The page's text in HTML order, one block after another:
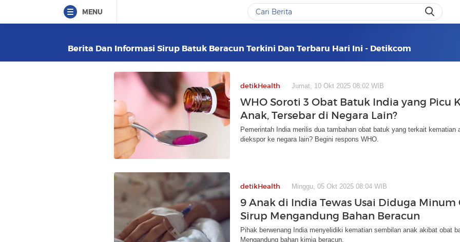
MENU
Berita Dan Informasi Sirup Batuk Beracun Terkini Dan Terbaru Hari Ini - Detikcom
detikHealth Jumat, 10 Okt 2025 08:02 WIB
WHO Soroti 3 Obat Batuk India yang Picu
Anak, Tersebar di Negara Lain?
Pemerintah India merilis dua tambahan obat batuk yang terkait kematian
diekspor ke negara lain? Begini respons WHO.
detikHealth Minggu, 05 Okt 2025 08:04 WIB
9 Anak di India Tewas Usai Diduga Minum
Sirup Mengandung Bahan Beracun
Pihak berwenang India menyelidiki kematian sembilan anak akibat obat
Mengandung bahan kimia beracun.